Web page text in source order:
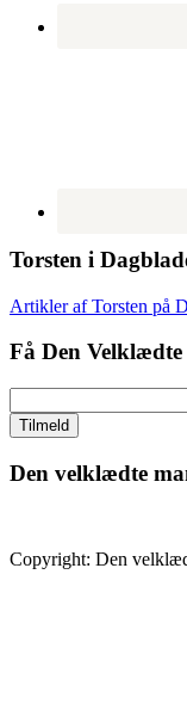
Torsten i
Artikler af Torsten på
Få Den
Den velklædte
Copyright: Den